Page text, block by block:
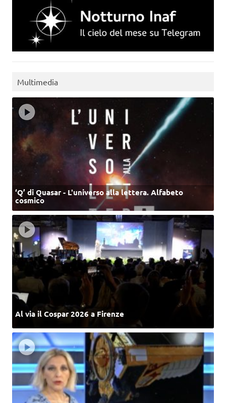
Multimedia
‘Q’ di Quasar - L'universo alla lettera. Alfabeto
cosmico
Al via il Cospar 2026 a Firenze